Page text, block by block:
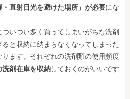
・直射日光を避けた場所」が必要にな
いつい多く買ってしまいがちな洗剤
と収納に納まらなくなってしまった
ります。それぞれの洗剤類の使用頻度
洗剤在庫を収納しておくのがいいです